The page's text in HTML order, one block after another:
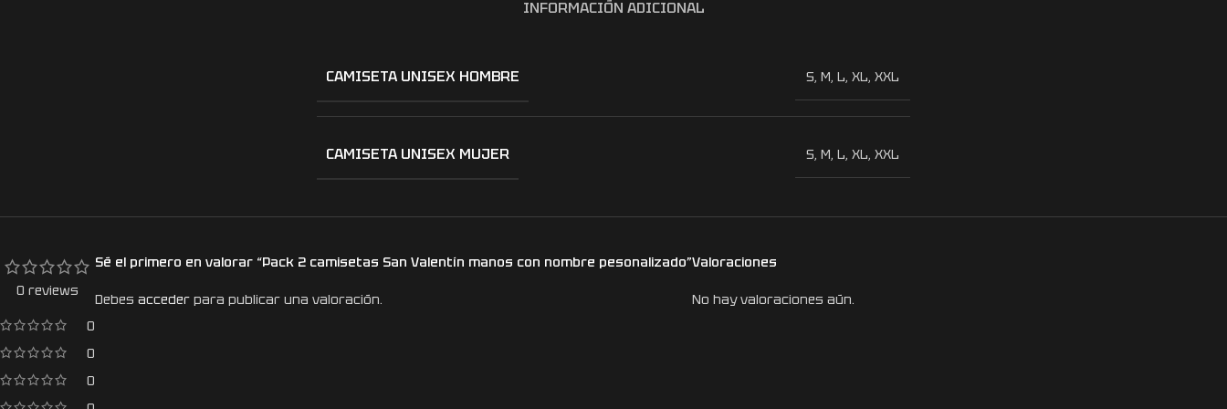
INFORMACIÓN ADICIONAL
CAMISETA UNISEX HOMBRE S, M, L, XL, XXL
CAMISETA UNISEX MUJER S, M, L, XL, XXL
0 reviews
0
0
0
Valoraciones
No hay valoraciones aún.
Sé el primero en valorar “Pack 2 camisetas San Valentín manos con nombre pesonalizado”
Debes acceder para publicar una valoración.